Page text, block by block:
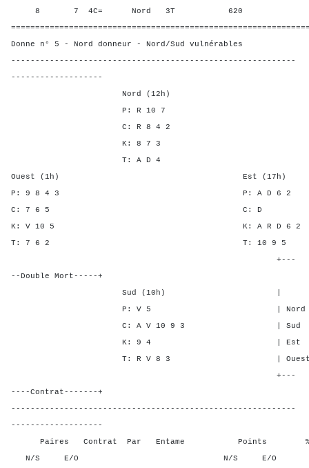
8 7 4C= Nord 3T 620
Donne n° 5 - Nord donneur - Nord/Sud vulnérables
-----------------------------------------------------------
-------------------
Nord (12h)
P: R 10 7
C: R 8 4 2
K: 8 7 3
T: A D 4
Ouest (1h) Est (17h)
P: 9 8 4 3 P: A D
C: 7 6 5 C:
K: V 10 5 K: A R D
T: 7 6 2 T: 10
+---
--Double Mort-----+
Sud (10h) | SA P
P: V 5 | Nord - -
C: A V 10 9 3 | Sud - -
K: 9 4 | Est - 2 -
T: R V 8 3 | Ouest -
+---
----Contrat-------+
-----------------------------------------------------------
-------------------
Paires Contrat Par Entame Points %
N/S E/O N/S E/O N/